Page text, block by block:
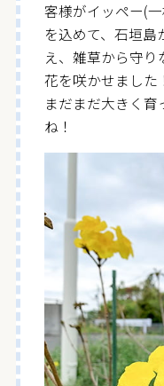
客様がイッペー(
を込めて、石垣
え、雑草から守り
花を咲かせました
まだまだ大きく育
ね！